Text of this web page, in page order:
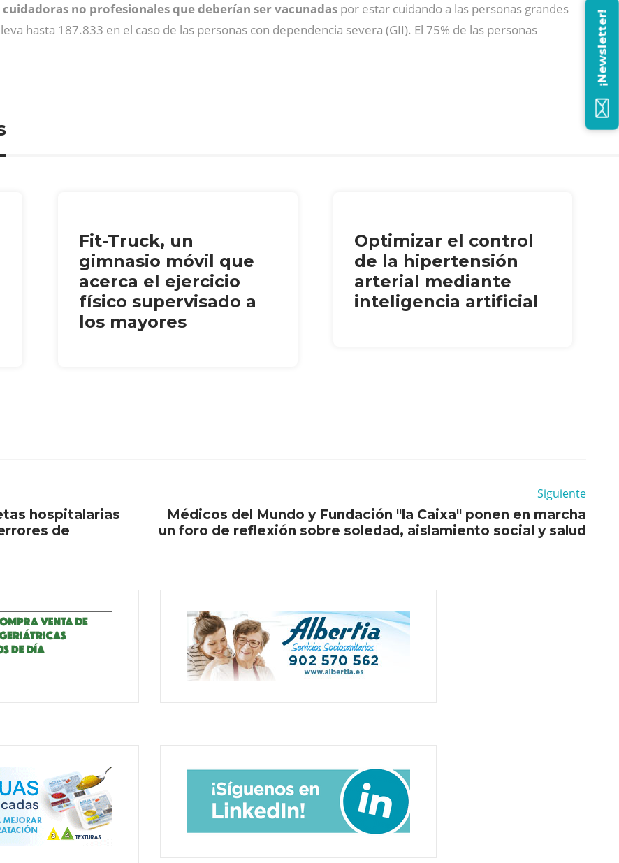
cuidadoras no profesionales que deberían ser vacunadas por estar cuidando a las personas grandes
hasta 187.833 en el caso de las personas con dependencia severa (GII). El 75% de las personas
Fit-Truck, un
gimnasio móvil que
acerca el ejercicio
físico supervisado a
los mayores
Optimizar el control
de la hipertensión
arterial mediante
inteligencia artificial
hospitalarias
de
Siguiente
Médicos del Mundo y Fundación "la Caixa" ponen en marcha
un foro de reflexión sobre soledad, aislamiento social y salud
¡Newsletter!